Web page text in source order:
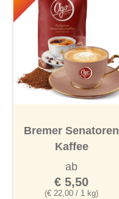
Bremer Senatoren
Kaffee
(€ 22,00 / 1 kg)
ab
€ 5,50